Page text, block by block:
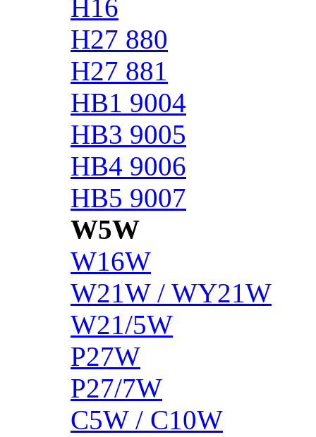
H16
H27 880
H27 881
HB1 9004
HB3 9005
HB4 9006
HB5 9007
W5W
W16W
W21W / WY21W
W21/5W
P27W
P27/7W
C5W / C10W